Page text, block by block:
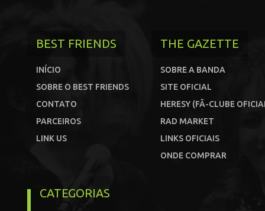
BEST FRIENDS
INÍCIO
SOBRE O BEST FRIENDS
CONTATO
PARCEIROS
LINK US
THE GAZETTE
SOBRE A BANDA
SITE OFICIAL
HERESY (FÃ-CLUBE
RAD MARKET
LINKS OFICIAIS
ONDE COMPRAR
CATEGORIAS